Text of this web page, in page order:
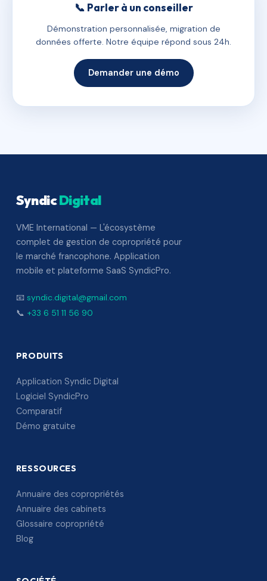
📞 Parler à un conseiller
Démonstration personnalisée, migration de
données offerte. Notre équipe répond sous 24h.
Demander une démo
SyndicDigital
VME International — L'écosystème
complet de gestion de copropriété pour
le marché francophone. Application
mobile et plateforme SaaS SyndicPro.
📧 syndic.digital@gmail.com
📞 +33 6 51 11 56 90
PRODUITS
Application Syndic Digital
Logiciel SyndicPro
Comparatif
Démo gratuite
RESSOURCES
Annuaire des copropriétés
Annuaire des cabinets
Glossaire copropriété
Blog